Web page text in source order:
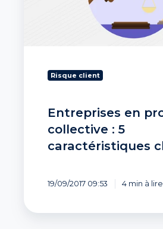
Risque client
Entreprises en
collective : 5
caractéristiques
19/09/2017 09:53 4 min à lire